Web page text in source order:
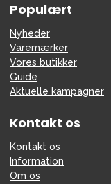
Populært
Nyheder
Varemærker
Vores butikker
Guide
Aktuelle kampagner
Kontakt os
Kontakt os
Information
Om os